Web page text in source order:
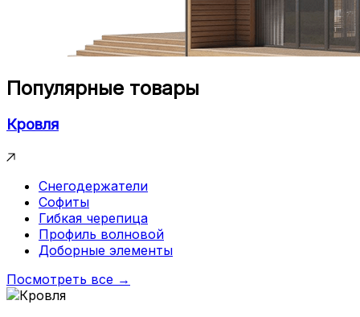
Популярные товары
Кровля
Снегодержатели
Софиты
Гибкая черепица
Профиль волновой
Доборные элементы
Посмотреть все →